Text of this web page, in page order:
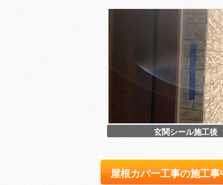
玄関シール施工後
屋根カバー工事の施工